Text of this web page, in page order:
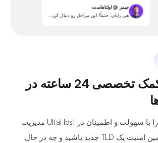
جیمز @ اولتاهاست
هی رایان، حتماً! این مراحل رو دنبال کن...
پشتیبانی و کمک تخصصی 24 ساعته در
هر پسوند دامنه‌ای را با سهولت و اطمینان در UltaHost مدیریت
کنید. چه در حال تأمین امنیت یک TLD جدید باشید و چه در حال